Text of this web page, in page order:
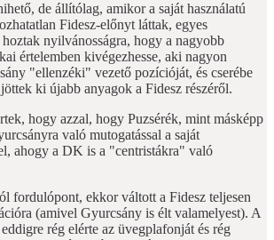
de állítólag, amikor a saját használatú
Fidesz-előnyt láttak, egyes
nyilvánosságra, hogy a nagyobb
értelemben kivégezhesse, aki nagyon
"ellenzéki" vezető pozícióját, és cserébe
ki újabb anyagok a Fidesz részéről.
hogy azzal, hogy Puzsérék, mint másképp
való mutogatással a saját
ahogy a DK is a "centristákra" való
fordulópont, ekkor váltott a Fidesz teljesen
(amivel Gyurcsány is élt valamelyest). A
rég elérte az üvegplafonját és rég